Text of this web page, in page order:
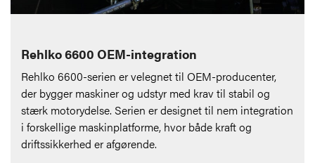
Rehlko 6600 OEM-integration
Rehlko 6600-serien er velegnet til OEM-producenter,
der bygger maskiner og udstyr med krav til stabil og
stærk motorydelse. Serien er designet til nem integration
i forskellige maskinplatforme, hvor både kraft og
driftssikkerhed er afgørende.